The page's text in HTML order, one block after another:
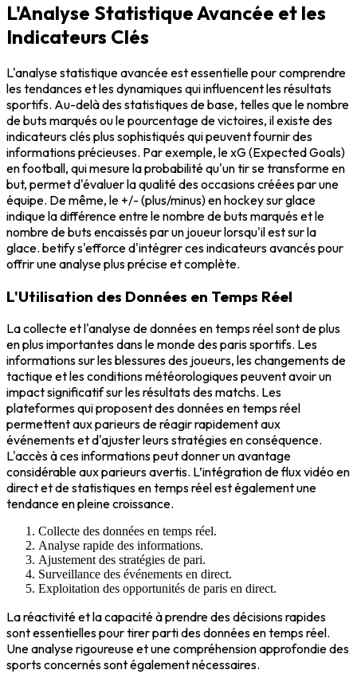
L'Analyse Statistique Avancée et les
Indicateurs Clés
L'analyse statistique avancée est essentielle pour comprendre
les tendances et les dynamiques qui influencent les résultats
sportifs. Au-delà des statistiques de base, telles que le nombre
de buts marqués ou le pourcentage de victoires, il existe des
indicateurs clés plus sophistiqués qui peuvent fournir des
informations précieuses. Par exemple, le xG (Expected Goals)
en football, qui mesure la probabilité qu'un tir se transforme en
but, permet d'évaluer la qualité des occasions créées par une
équipe. De même, le +/- (plus/minus) en hockey sur glace
indique la différence entre le nombre de buts marqués et le
nombre de buts encaissés par un joueur lorsqu'il est sur la
glace. betify s'efforce d'intégrer ces indicateurs avancés pour
offrir une analyse plus précise et complète.
L'Utilisation des Données en Temps Réel
La collecte et l'analyse de données en temps réel sont de plus
en plus importantes dans le monde des paris sportifs. Les
informations sur les blessures des joueurs, les changements de
tactique et les conditions météorologiques peuvent avoir un
impact significatif sur les résultats des matchs. Les
plateformes qui proposent des données en temps réel
permettent aux parieurs de réagir rapidement aux
événements et d'ajuster leurs stratégies en conséquence.
L'accès à ces informations peut donner un avantage
considérable aux parieurs avertis. L’intégration de flux vidéo en
direct et de statistiques en temps réel est également une
tendance en pleine croissance.
Collecte des données en temps réel.
Analyse rapide des informations.
Ajustement des stratégies de pari.
Surveillance des événements en direct.
Exploitation des opportunités de paris en direct.
La réactivité et la capacité à prendre des décisions rapides
sont essentielles pour tirer parti des données en temps réel.
Une analyse rigoureuse et une compréhension approfondie des
sports concernés sont également nécessaires.